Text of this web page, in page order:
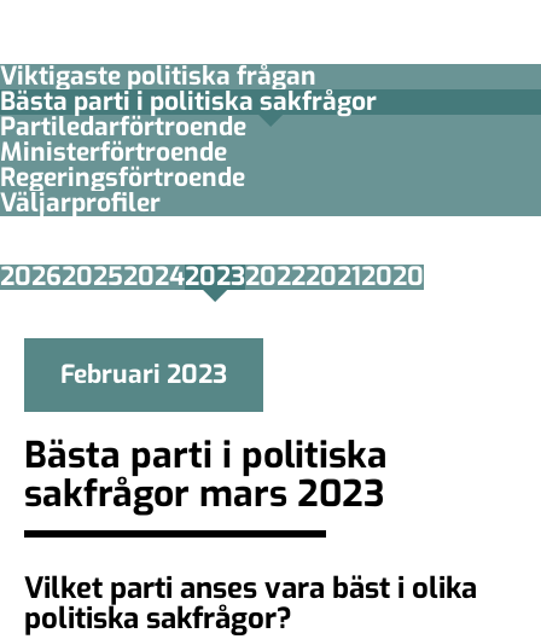
Viktigaste politiska frågan
Bästa parti i politiska sakfrågor
Partiledar­förtroende
Minister­­förtroende
Regerings­förtroende
Väljarprofiler
2026202520242023202220212020
Februari 2023
Bästa parti i politiska
sakfrågor mars 2023
Vilket parti anses vara bäst i olika
politiska sakfrågor?